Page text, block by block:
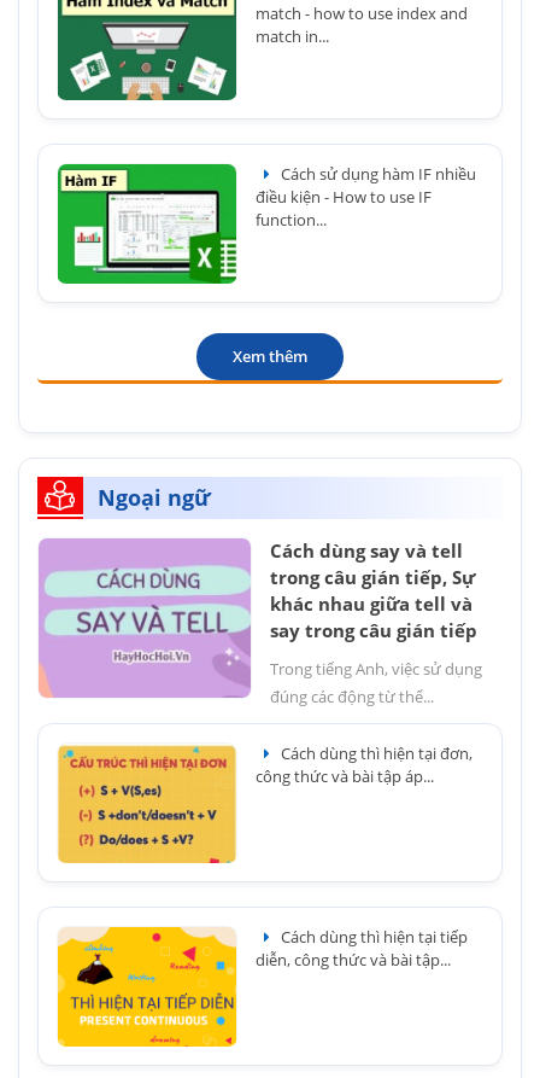
match - how to use index and
match in...
Cách sử dụng hàm IF nhiều
điều kiện - How to use IF
function...
Xem thêm
Ngoại ngữ
Cách dùng say và tell
trong câu gián tiếp, Sự
khác nhau giữa tell và
say trong câu gián tiếp
Trong tiếng Anh, việc sử dụng
đúng các động từ thể...
Cách dùng thì hiện tại đơn,
công thức và bài tập áp...
Cách dùng thì hiện tại tiếp
diễn, công thức và bài tập...